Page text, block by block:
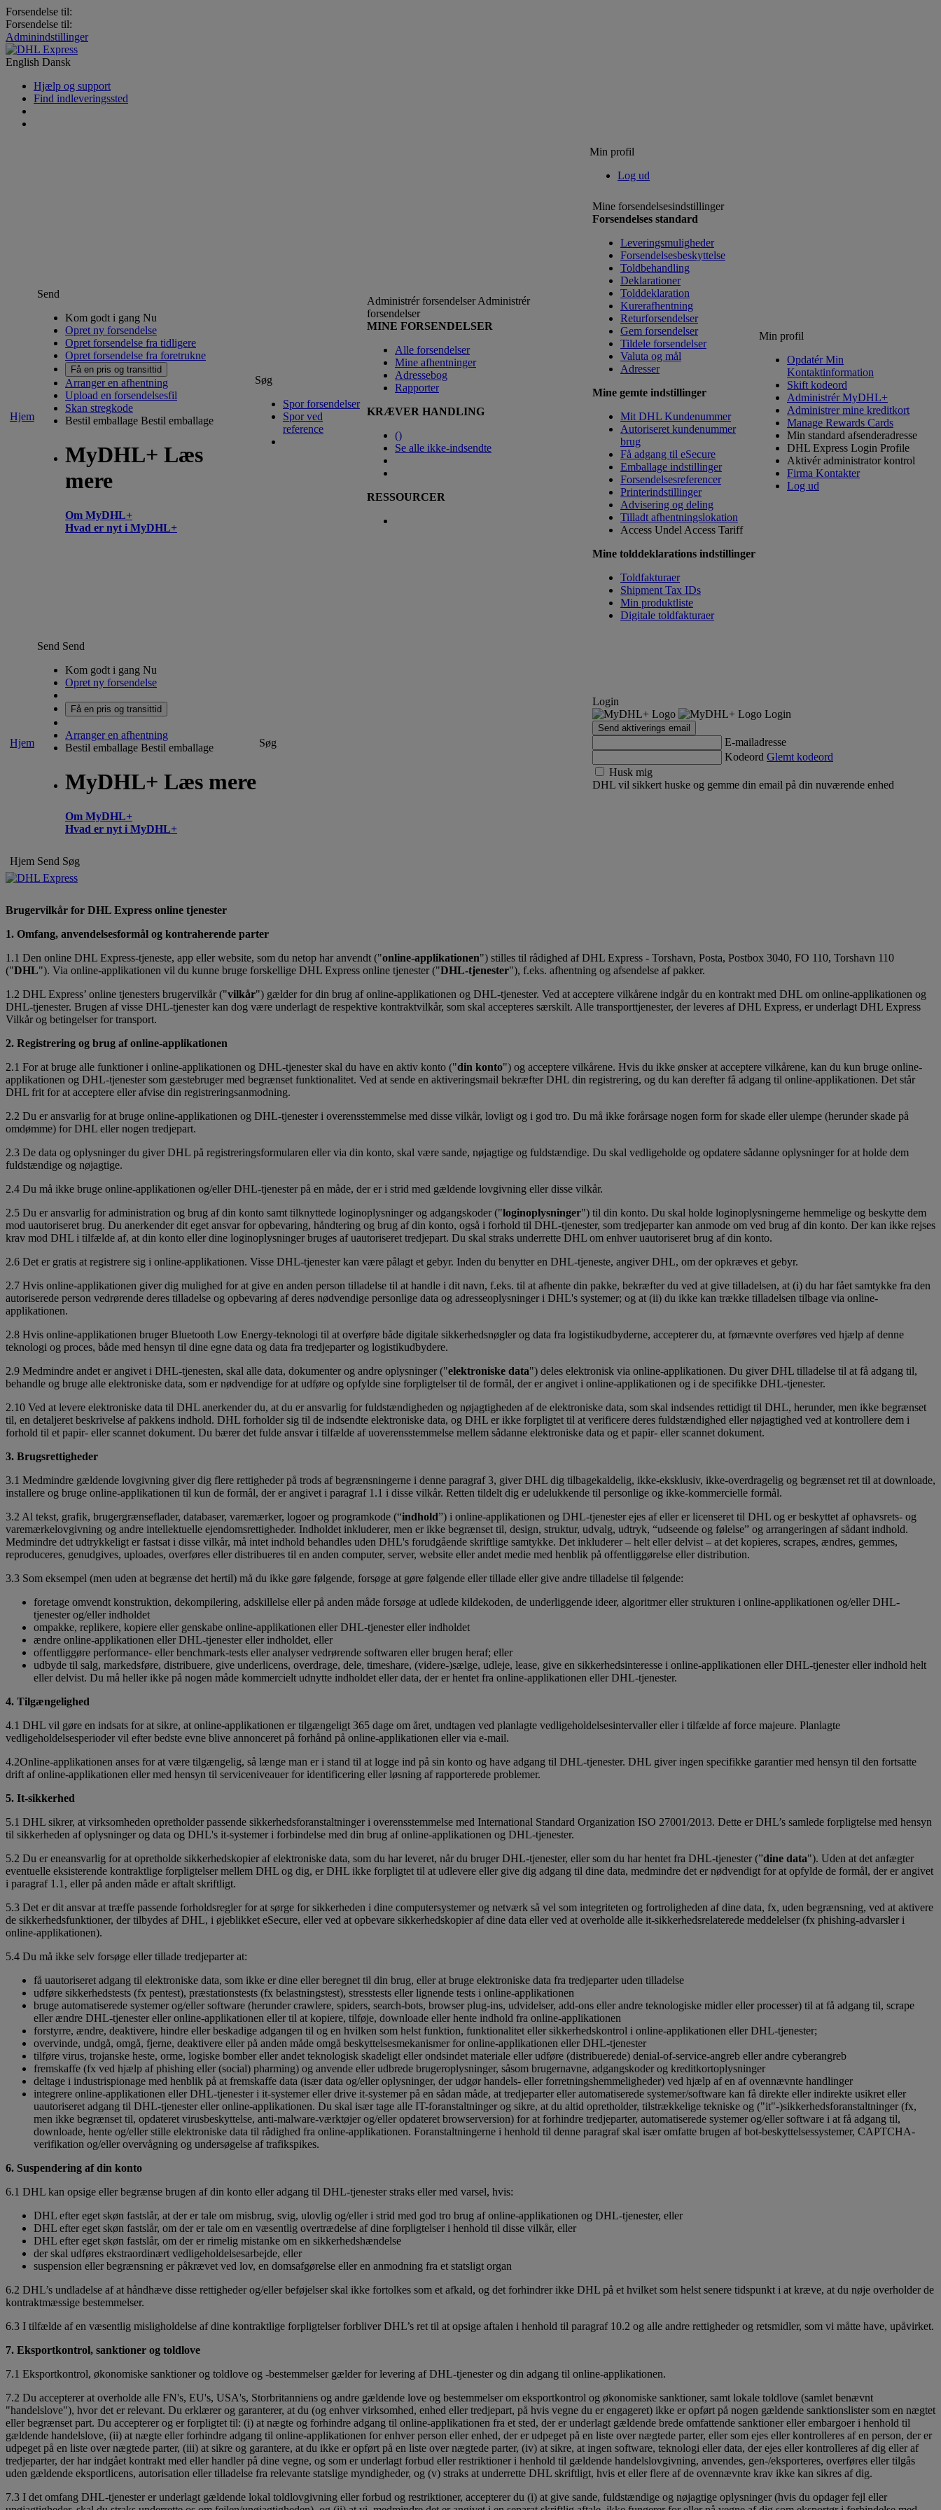
Forsendelse til:
Forsendelse til:
Adminindstillinger
English Dansk
Hjælp og support
Find indleveringssted
Min profil
Log ud
Hjem
Send
Kom godt i gang Nu
Opret ny forsendelse
Opret forsendelse fra tidligere
Opret forsendelse fra foretrukne
Få en pris og transittid
Arranger en afhentning
Upload en forsendelsesfil
Skan stregkode
Bestil emballage Bestil emballage
MyDHL+ Læs
mere
Om MyDHL+
Hvad er nyt i MyDHL+
Søg
Spor forsendelser
Spor ved
reference
Administrér forsendelserAdministrér
forsendelser
MINE FORSENDELSER
Alle forsendelser
Mine afhentninger
Adressebog
Rapporter
KRÆVER HANDLING
()
Se alle ikke-indsendte
RESSOURCER
Mine forsendelsesindstillinger
Forsendelses standard
Leveringsmuligheder
Forsendelsesbeskyttelse
Toldbehandling
Deklarationer
Tolddeklaration
Kurerafhentning
Returforsendelser
Gem forsendelser
Tildele forsendelser
Valuta og mål
Adresser
Mine gemte indstillinger
Mit DHL Kundenummer
Autoriseret kundenummer
brug
Få adgang til eSecure
Emballage indstillinger
Forsendelsesreferencer
Printerindstillinger
Advisering og deling
Tilladt afhentningslokation
Access Undel Access Tariff
Mine tolddeklarations indstillinger
Toldfakturaer
Shipment Tax IDs
Min produktliste
Digitale toldfakturaer
Min profil
Opdatér Min
Kontaktinformation
​Skift kodeord
Administrér MyDHL+
Administrer mine kreditkort
Manage Rewards Cards
Min standard afsenderadresse
DHL Express Login Profile
Aktivér administrator kontrol
Firma Kontakter
Log ud
Hjem
Send Send
Kom godt i gang Nu
Opret ny forsendelse
Få en pris og transittid
Arranger en afhentning
Bestil emballage Bestil emballage
MyDHL+ Læs mere
Om MyDHL+
Hvad er nyt i MyDHL+
Søg
Login
Login
Send aktiverings email
E-mailadresse
Kodeord Glemt kodeord
Husk mig
DHL vil sikkert huske og gemme din email på din nuværende enhed
Hjem Send Søg
Brugervilkår for DHL Express online tjenester
1. Omfang, anvendelsesformål og kontraherende parter
1.1 Den online DHL Express-tjeneste, app eller website, som du netop har anvendt ("online-applikationen") stilles til rådighed af DHL Express - Torshavn, Posta, Postbox 3040, FO 110, Torshavn 110
("DHL"). Via online-applikationen vil du kunne bruge forskellige DHL Express online tjenester ("DHL-tjenester"), f.eks. afhentning og afsendelse af pakker.
1.2 DHL Express’ online tjenesters brugervilkår ("vilkår") gælder for din brug af online-applikationen og DHL-tjenester. Ved at acceptere vilkårene indgår du en kontrakt med DHL om online-applikationen og
DHL-tjenester. Brugen af visse DHL-tjenester kan dog være underlagt de respektive kontraktvilkår, som skal accepteres særskilt. Alle transporttjenester, der leveres af DHL Express, er underlagt DHL Express
Vilkår og betingelser for transport.
2. Registrering og brug af online-applikationen
2.1 For at bruge alle funktioner i online-applikationen og DHL-tjenester skal du have en aktiv konto ("din konto") og acceptere vilkårene. Hvis du ikke ønsker at acceptere vilkårene, kan du kun bruge online-
applikationen og DHL-tjenester som gæstebruger med begrænset funktionalitet. Ved at sende en aktiveringsmail bekræfter DHL din registrering, og du kan derefter få adgang til online-applikationen. Det står
DHL frit for at acceptere eller afvise din registreringsanmodning.
2.2 Du er ansvarlig for at bruge online-applikationen og DHL-tjenester i overensstemmelse med disse vilkår, lovligt og i god tro. Du må ikke forårsage nogen form for skade eller ulempe (herunder skade på
omdømme) for DHL eller nogen tredjepart.
2.3 De data og oplysninger du giver DHL på registreringsformularen eller via din konto, skal være sande, nøjagtige og fuldstændige. Du skal vedligeholde og opdatere sådanne oplysninger for at holde dem
fuldstændige og nøjagtige.
2.4 Du må ikke bruge online-applikationen og/eller DHL-tjenester på en måde, der er i strid med gældende lovgivning eller disse vilkår.
2.5 Du er ansvarlig for administration og brug af din konto samt tilknyttede loginoplysninger og adgangskoder ("loginoplysninger") til din konto. Du skal holde loginoplysningerne hemmelige og beskytte dem
mod uautoriseret brug. Du anerkender dit eget ansvar for opbevaring, håndtering og brug af din konto, også i forhold til DHL-tjenester, som tredjeparter kan anmode om ved brug af din konto. Der kan ikke rejses
krav mod DHL i tilfælde af, at din konto eller dine loginoplysninger bruges af uautoriseret tredjepart. Du skal straks underrette DHL om enhver uautoriseret brug af din konto.
2.6 Det er gratis at registrere sig i online-applikationen. Visse DHL-tjenester kan være pålagt et gebyr. Inden du benytter en DHL-tjeneste, angiver DHL, om der opkræves et gebyr.
2.7 Hvis online-applikationen giver dig mulighed for at give en anden person tilladelse til at handle i dit navn, f.eks. til at afhente din pakke, bekræfter du ved at give tilladelsen, at (i) du har fået samtykke fra den
autoriserede person vedrørende deres tilladelse og opbevaring af deres nødvendige personlige data og adresseoplysninger i DHL's systemer; og at (ii) du ikke kan trække tilladelsen tilbage via online-
applikationen.
2.8 Hvis online-applikationen bruger Bluetooth Low Energy-teknologi til at overføre både digitale sikkerhedsnøgler og data fra logistikudbyderne, accepterer du, at førnævnte overføres ved hjælp af denne
teknologi og proces, både med hensyn til dine egne data og data fra tredjeparter og logistikudbydere.
2.9 Medmindre andet er angivet i DHL-tjenesten, skal alle data, dokumenter og andre oplysninger ("elektroniske data") deles elektronisk via online-applikationen. Du giver DHL tilladelse til at få adgang til,
behandle og bruge alle elektroniske data, som er nødvendige for at udføre og opfylde sine forpligtelser til de formål, der er angivet i online-applikationen og i de specifikke DHL-tjenester.
2.10 Ved at levere elektroniske data til DHL anerkender du, at du er ansvarlig for fuldstændigheden og nøjagtigheden af de elektroniske data, som skal indsendes rettidigt til DHL, herunder, men ikke begrænset
til, en detaljeret beskrivelse af pakkens indhold. DHL forholder sig til de indsendte elektroniske data, og DHL er ikke forpligtet til at verificere deres fuldstændighed eller nøjagtighed ved at kontrollere dem i
forhold til et papir- eller scannet dokument. Du bærer det fulde ansvar i tilfælde af uoverensstemmelse mellem sådanne elektroniske data og et papir- eller scannet dokument.
3. Brugsrettigheder
3.1 Medmindre gældende lovgivning giver dig flere rettigheder på trods af begrænsningerne i denne paragraf 3, giver DHL dig tilbagekaldelig, ikke-eksklusiv, ikke-overdragelig og begrænset ret til at downloade,
installere og bruge online-applikationen til kun de formål, der er angivet i paragraf 1.1 i disse vilkår. Retten tildelt dig er udelukkende til personlige og ikke-kommercielle formål.
3.2 Al tekst, grafik, brugergrænseflader, databaser, varemærker, logoer og programkode (“indhold”) i online-applikationen og DHL-tjenester ejes af eller er licenseret til DHL og er beskyttet af ophavsrets- og
varemærkelovgivning og andre intellektuelle ejendomsrettigheder. Indholdet inkluderer, men er ikke begrænset til, design, struktur, udvalg, udtryk, “udseende og følelse” og arrangeringen af sådant indhold.
Medmindre det udtrykkeligt er fastsat i disse vilkår, må intet indhold behandles uden DHL's forudgående skriftlige samtykke. Det inkluderer – helt eller delvist – at det kopieres, scrapes, ændres, gemmes,
reproduceres, genudgives, uploades, overføres eller distribueres til en anden computer, server, website eller andet medie med henblik på offentliggørelse eller distribution.
3.3 Som eksempel (men uden at begrænse det hertil) må du ikke gøre følgende, forsøge at gøre følgende eller tillade eller give andre tilladelse til følgende:
foretage omvendt konstruktion, dekompilering, adskillelse eller på anden måde forsøge at udlede kildekoden, de underliggende ideer, algoritmer eller strukturen i online-applikationen og/eller DHL-
tjenester og/eller indholdet
ompakke, replikere, kopiere eller genskabe online-applikationen eller DHL-tjenester eller indholdet
ændre online-applikationen eller DHL-tjenester eller indholdet, eller
offentliggøre performance- eller benchmark-tests eller analyser vedrørende softwaren eller brugen heraf; eller
udbyde til salg, markedsføre, distribuere, give underlicens, overdrage, dele, timeshare, (videre-)sælge, udleje, lease, give en sikkerhedsinteresse i online-applikationen eller DHL-tjenester eller indhold helt
eller delvist. Du må heller ikke på nogen måde kommercielt udnytte indholdet eller data, der er hentet fra online-applikationen eller DHL-tjenester.
4. Tilgængelighed
4.1 DHL vil gøre en indsats for at sikre, at online-applikationen er tilgængeligt 365 dage om året, undtagen ved planlagte vedligeholdelsesintervaller eller i tilfælde af force majeure. Planlagte
vedligeholdelsesperioder vil efter bedste evne blive annonceret på forhånd på online-applikationen eller via e-mail.
4.2Online-applikationen anses for at være tilgængelig, så længe man er i stand til at logge ind på sin konto og have adgang til DHL-tjenester. DHL giver ingen specifikke garantier med hensyn til den fortsatte
drift af online-applikationen eller med hensyn til serviceniveauer for identificering eller løsning af rapporterede problemer.
5. It-sikkerhed
5.1 DHL sikrer, at virksomheden opretholder passende sikkerhedsforanstaltninger i overensstemmelse med International Standard Organization ISO 27001/2013. Dette er DHL’s samlede forpligtelse med hensyn
til sikkerheden af oplysninger og data og DHL's it-systemer i forbindelse med din brug af online-applikationen og DHL-tjenester.
5.2 Du er eneansvarlig for at opretholde sikkerhedskopier af elektroniske data, som du har leveret, når du bruger DHL-tjenester, eller som du har hentet fra DHL-tjenester (”dine data"). Uden at det anfægter
eventuelle eksisterende kontraktlige forpligtelser mellem DHL og dig, er DHL ikke forpligtet til at udlevere eller give dig adgang til dine data, medmindre det er nødvendigt for at opfylde de formål, der er angivet
i paragraf 1.1, eller på anden måde er aftalt skriftligt.
5.3 Det er dit ansvar at træffe passende forholdsregler for at sørge for sikkerheden i dine computersystemer og netværk så vel som integriteten og fortroligheden af dine data, fx, uden begrænsning, ved at aktivere
de sikkerhedsfunktioner, der tilbydes af DHL, i øjeblikket eSecure, eller ved at opbevare sikkerhedskopier af dine data eller ved at overholde alle it-sikkerhedsrelaterede meddelelser (fx phishing-advarsler i
online-applikationen).
5.4 Du må ikke selv forsøge eller tillade tredjeparter at:
få uautoriseret adgang til elektroniske data, som ikke er dine eller beregnet til din brug, eller at bruge elektroniske data fra tredjeparter uden tilladelse
udføre sikkerhedstests (fx pentest), præstationstests (fx belastningstest), stresstests eller lignende tests i online-applikationen
bruge automatiserede systemer og/eller software (herunder crawlere, spiders, search-bots, browser plug-ins, udvidelser, add-ons eller andre teknologiske midler eller processer) til at få adgang til, scrape
eller ændre DHL-tjenester eller online-applikationen eller til at kopiere, tilføje, downloade eller hente indhold fra online-applikationen
forstyrre, ændre, deaktivere, hindre eller beskadige adgangen til og en hvilken som helst funktion, funktionalitet eller sikkerhedskontrol i online-applikationen eller DHL-tjenester;
overvinde, undgå, omgå, fjerne, deaktivere eller på anden måde omgå beskyttelsesmekanismer for online-applikationen eller DHL-tjenester
tilføre virus, trojanske heste, orme, logiske bomber eller andet teknologisk skadeligt eller ondsindet materiale eller udføre (distribuerede) denial-of-service-angreb eller andre cyberangreb
fremskaffe (fx ved hjælp af phishing eller (social) pharming) og anvende eller udbrede brugeroplysninger, såsom brugernavne, adgangskoder og kreditkortoplysninger
deltage i industrispionage med henblik på at fremskaffe data (især data og/eller oplysninger, der udgør handels- eller forretningshemmeligheder) ved hjælp af en af ovennævnte handlinger
integrere online-applikationen eller DHL-tjenester i it-systemer eller drive it-systemer på en sådan måde, at tredjeparter eller automatiserede systemer/software kan få direkte eller indirekte usikret eller
uautoriseret adgang til DHL-tjenester eller online-applikationen. Du skal især tage alle IT-foranstaltninger og sikre, at du altid opretholder, tilstrækkelige tekniske og ("it"-)sikkerhedsforanstaltninger (fx,
men ikke begrænset til, opdateret virusbeskyttelse, anti-malware-værktøjer og/eller opdateret browserversion) for at forhindre tredjeparter, automatiserede systemer og/eller software i at få adgang til,
downloade, hente og/eller stille elektroniske data til rådighed fra online-applikationen. Foranstaltningerne i henhold til denne paragraf skal især omfatte brugen af bot-beskyttelsessystemer, CAPTCHA-
verifikation og/eller overvågning og undersøgelse af trafikspikes.
6. Suspendering af din konto
6.1 DHL kan opsige eller begrænse brugen af din konto eller adgang til DHL-tjenester straks eller med varsel, hvis:
DHL efter eget skøn fastslår, at der er tale om misbrug, svig, ulovlig og/eller i strid med god tro brug af online-applikationen og DHL-tjenester, eller
DHL efter eget skøn fastslår, om der er tale om en væsentlig overtrædelse af dine forpligtelser i henhold til disse vilkår, eller
DHL efter eget skøn fastslår, om der er rimelig mistanke om en sikkerhedshændelse
der skal udføres ekstraordinært vedligeholdelsesarbejde, eller
suspension eller begrænsning er påkrævet ved lov, en domsafgørelse eller en anmodning fra et statsligt organ
6.2 DHL’s undladelse af at håndhæve disse rettigheder og/eller beføjelser skal ikke fortolkes som et afkald, og det forhindrer ikke DHL på et hvilket som helst senere tidspunkt i at kræve, at du nøje overholder de
kontraktmæssige bestemmelser.
6.3 I tilfælde af en væsentlig misligholdelse af dine kontraktlige forpligtelser forbliver DHL’s ret til at opsige aftalen i henhold til paragraf 10.2 og alle andre rettigheder og retsmidler, som vi måtte have, upåvirket.
7. Eksportkontrol, sanktioner og toldlove
7.1 Eksportkontrol, økonomiske sanktioner og toldlove og -bestemmelser gælder for levering af DHL-tjenester og din adgang til online-applikationen.
7.2 Du accepterer at overholde alle FN's, EU's, USA's, Storbritanniens og andre gældende love og bestemmelser om eksportkontrol og økonomiske sanktioner, samt lokale toldlove (samlet benævnt
"handelslove"), hvor det er relevant. Du erklærer og garanterer, at du (og enhver virksomhed, enhed eller tredjepart, på hvis vegne du er engageret) ikke er opført på nogen gældende sanktionslister som en nægtet
eller begrænset part. Du accepterer og er forpligtet til: (i) at nægte og forhindre adgang til online-applikationen fra et sted, der er underlagt gældende brede omfattende sanktioner eller embargoer i henhold til
gældende handelslove, (ii) at nægte eller forhindre adgang til online-applikationen for enhver person eller enhed, der er udpeget på en liste over nægtede parter, eller som ejes eller kontrolleres af en person, der er
udpeget på en liste over nægtede parter, (iii) at sikre og garantere, at du ikke er opført på en liste over nægtede parter, (iv) at sikre, at ingen software, teknologi eller data, der ejes eller kontrolleres af dig eller af
tredjeparter, der har indgået kontrakt med eller handler på dine vegne, og som er underlagt forbud eller restriktioner i henhold til gældende handelslovgivning, anvendes, gen-/eksporteres, overføres eller tilgås
uden gældende eksportlicens, autorisation eller tilladelse fra relevante statslige myndigheder, og (v) straks at underrette DHL skriftligt, hvis et eller flere af de ovennævnte krav ikke kan sikres af dig.
7.3 I det omfang DHL-tjenester er underlagt gældende lokal toldlovgivning eller forbud og restriktioner, accepterer du (i) at give sande, fuldstændige og nøjagtige oplysninger (hvis du opdager fejl eller